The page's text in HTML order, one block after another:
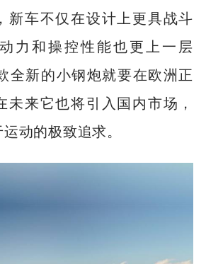
新车不仅在设计上更具战斗
力和操控性能也更上一层
全新的小钢炮就要在欧洲正
未来它也将引入国内市场，
动的极致追求。